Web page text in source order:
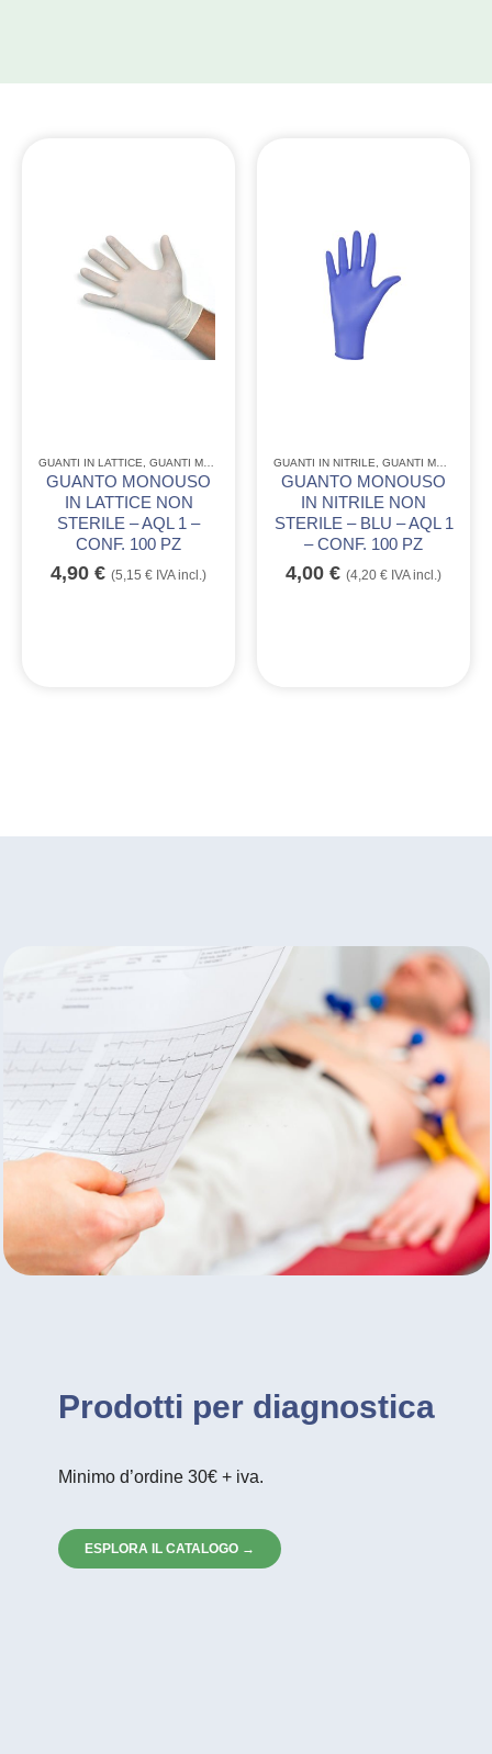
GUANTI IN LATTICE GUANTI MONOUSO
GUANTO MONOUSO
IN LATTICE NON
STERILE – AQL 1 –
CONF. 100 PZ
4,90 € (5,15 € IVA incl.)
GUANTI IN NITRILE GUANTI MONOUSO
GUANTO MONOUSO
IN NITRILE NON
STERILE – BLU – AQL 1
– CONF. 100 PZ
4,00 € (4,20 € IVA incl.)
Prodotti per diagnostica
Minimo d’ordine 30€ + iva.
ESPLORA IL CATALOGO →